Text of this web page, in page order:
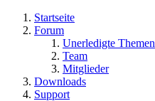
Startseite
Forum
Unerledigte Themen
Team
Mitglieder
Downloads
Support